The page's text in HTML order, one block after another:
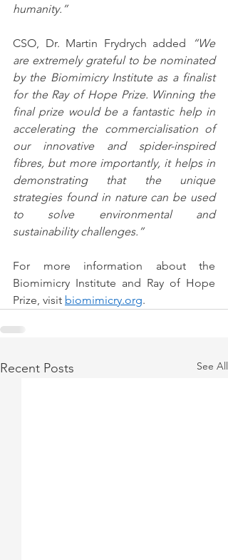
humanity.”
CSO, Dr. Martin Frydrych added
“We
are extremely grateful to be nominated
by the Biomimicry Institute as a finalist
for the Ray of Hope Prize. Winning the
final prize would be a fantastic help in
accelerating the commercialisation of
our innovative and spider-inspired
fibres, but more importantly, it helps in
demonstrating that the unique
strategies found in nature can be used
to solve environmental and
sustainability challenges.”
For more information about the
Biomimicry Institute and Ray of Hope
Prize, visit biomimicry.org.
Recent Posts See All